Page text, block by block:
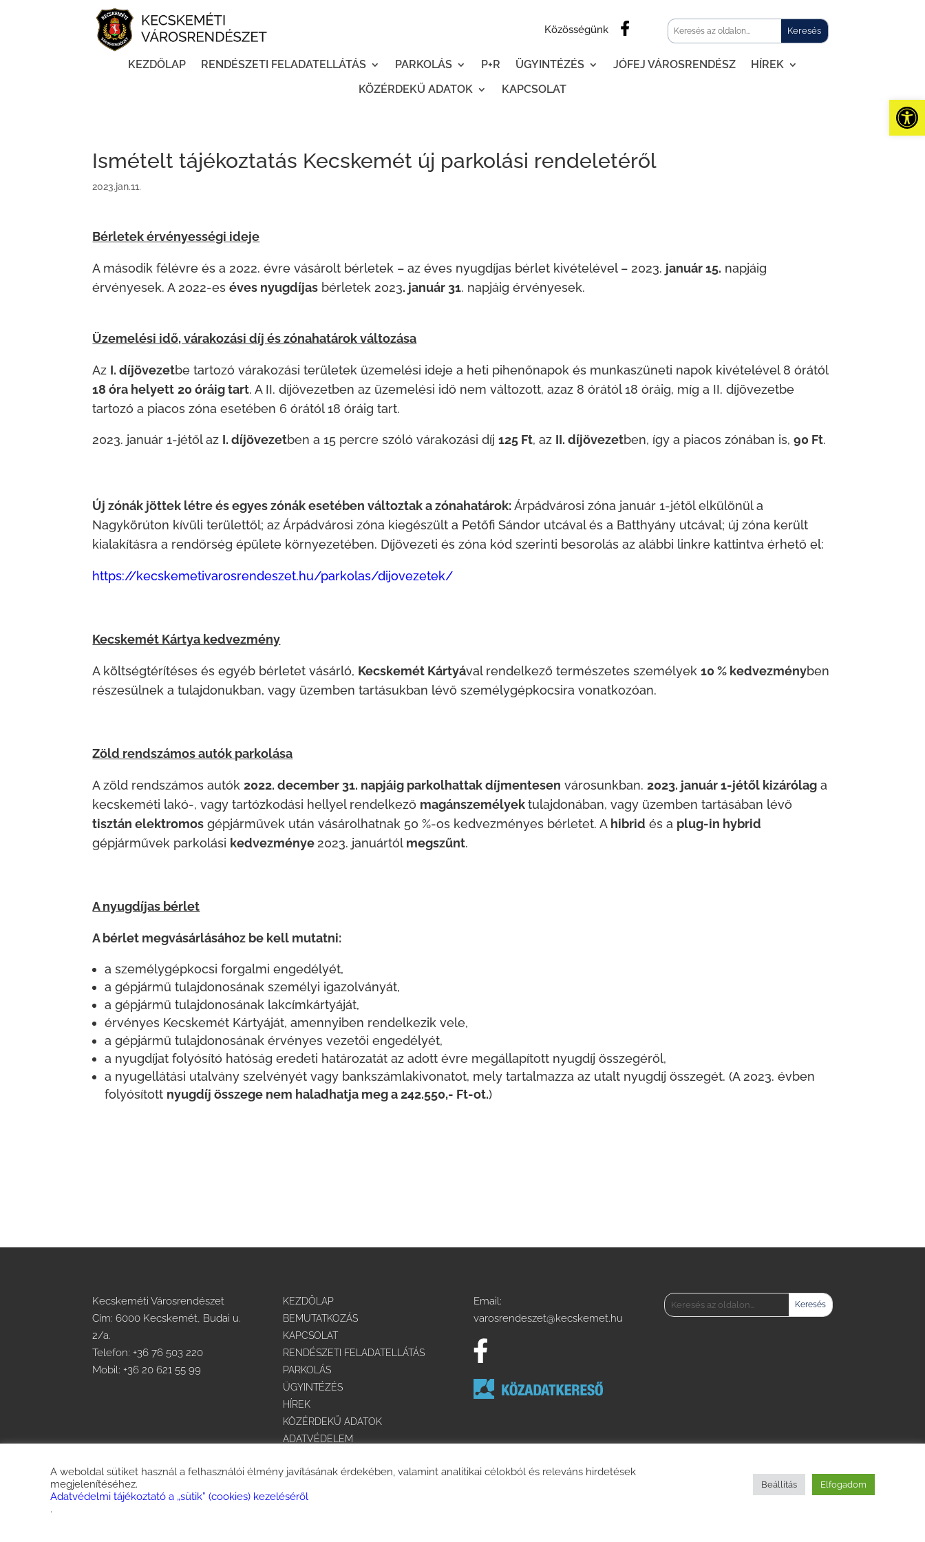
Közösségünk
KEZDŐLAP RENDÉSZETI FELADATELLÁTÁS PARKOLÁS P+R ÜGYINTÉZÉS JÓFEJ VÁROSRENDÉSZ
HÍREK
KÖZÉRDEKŰ ADATOK
KAPCSOLAT
Ismételt tájékoztatás Kecskemét új parkolási rendeletéről
2023.jan.11.
Bérletek érvényességi ideje
A második félévre és a 2022. évre vásárolt bérletek – az éves nyugdíjas bérlet kivételével – 2023. január 15. napjáig
érvényesek. A 2022-eséves nyugdíjas bérletek 2023. január 31. napjáig érvényesek.
Üzemelési idő, várakozási díj és zónahatárok változása
Az I. díjövezetbe tartozó várakozási területek üzemelési ideje a heti pihenőnapok és munkaszüneti napok kivételével 8 órától
18 óra helyett 20 óráig tart. A II. díjövezetben az üzemelési idő nem változott, azaz 8 órától 18 óráig, míg a II. díjövezetbe
tartozó a piacos zóna esetében 6 órától 18 óráig tart.
január 1-jétől az I. díjövezetben a 15 percre szóló várakozási díj125 Ft, az II. díjövezetben, így a piacos zónában is,90 Ft.
Új zónák jöttek létre és egyes zónák esetében változtak a zónahatárok:Árpádvárosi zóna január 1-jétől elkülönül a
Nagykörúton kívüli területtől; az Árpádvárosi zóna kiegészült a Petőfi Sándor utcával és a Batthyány utcával; új zóna került
kialakításra a rendőrség épülete környezetében. Díjövezeti és zóna kód szerinti besorolás az alábbi linkre kattintva érhető el:
https://kecskemetivarosrendeszet.hu/parkolas/dijovezetek/
Kecskemét Kártya kedvezmény
A költségtérítéses és egyéb bérletet vásárló, Kecskemét Kártyával rendelkező természetes személyek10 % kedvezményben
részesülnek a tulajdonukban, vagy üzemben tartásukban lévő személygépkocsira vonatkozóan.
Zöld rendszámos autók parkolása
A zöld rendszámos autók2022. december 31. napjáig parkolhattak díjmentesen városunkban.2023. január 1-jétől kizárólag a
kecskeméti lakó-, vagy tartózkodási hellyel rendelkező magánszemélyektulajdonában, vagy üzemben tartásában lévő
tisztán elektromos gépjárművek után vásárolhatnak 50 %-os kedvezményes bérletet. A hibrid és a plug-in hybrid
gépjárművek parkolási kedvezménye 2023. januártól megszűnt.
A nyugdíjas bérlet
A bérlet megvásárlásához be kell mutatni:
a személygépkocsi forgalmi engedélyét,
a gépjármű tulajdonosának személyi igazolványát,
a gépjármű tulajdonosának lakcímkártyáját,
érvényes Kecskemét Kártyáját, amennyiben rendelkezik vele,
a gépjármű tulajdonosának érvényes vezetői engedélyét,
a nyugdíjat folyósító hatóság eredeti határozatát az adott évre megállapított nyugdíj összegéről,
a nyugellátási utalvány szelvényét vagy bankszámlakivonatot, mely tartalmazza az utalt nyugdíj összegét. (A 2023. évben
folyósított nyugdíj összege nem haladhatja meg a 242.550,- Ft-ot.)
Kecskeméti Városrendészet
Cím: 6000 Kecskemét, Budai u.
2/a.
Telefon:+36 76 503 220
Mobil: +36 20 621 55 99
KEZDŐLAP
BEMUTATKOZÁS
KAPCSOLAT
RENDÉSZETI FELADATELLÁTÁS
PARKOLÁS
ÜGYINTÉZÉS
HÍREK
KÖZÉRDEKŰ ADATOK
ADATVÉDELEM
AKADÁLYMENTESÍTÉSI NYILATKOZAT
Email:
varosrendeszet@kecskemet.hu
A weboldal sütiket használ a felhasználói élmény javításának érdekében, valamint analitikai célokból és releváns hirdetések
megjelenítéséhez.
Adatvédelmi tájékoztató a „sütik” (cookies) kezeléséről
.
Beállítás Elfogadom